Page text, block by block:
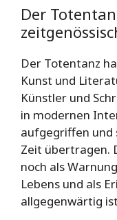
Der
Der Totentanz
Kunst und
Künstler und
in modernen
aufgegriffen und
Zeit übertragen.
noch als
Lebens und als
allgegenwärtig